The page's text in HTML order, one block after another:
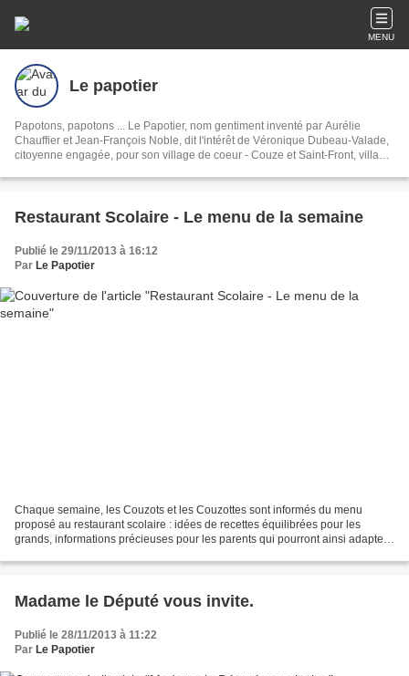
MENU
Le papotier
Papotons, papotons ... Le Papotier, nom gentiment inventé par Aurélie
Chauffier et Jean-François Noble, dit l'intérêt de Véronique Dubeau-Valade,
citoyenne engagée, pour son village de coeur - Couze et Saint-Front, village
Restaurant Scolaire - Le menu de la semaine
Publié le 29/11/2013 à 16:12
Par Le Papotier
Chaque semaine, les Couzots et les Couzottes sont informés du menu
proposé au restaurant scolaire : idées de recettes équilibrées pour les
grands, informations précieuses pour les parents qui pourront ainsi adapter
Madame le Député vous invite.
Publié le 28/11/2013 à 11:22
Par Le Papotier